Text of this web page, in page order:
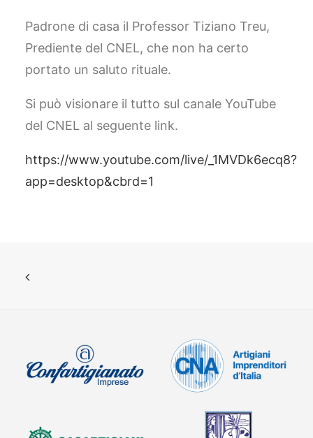
Padrone di casa il Professor Tiziano Treu,
Prediente del CNEL, che non ha certo
portato un saluto rituale.
Si può visionare il tutto sul canale YouTube
del CNEL al seguente link.
https://www.youtube.com/live/_1MVDk6ecq8?
app=desktop&cbrd=1